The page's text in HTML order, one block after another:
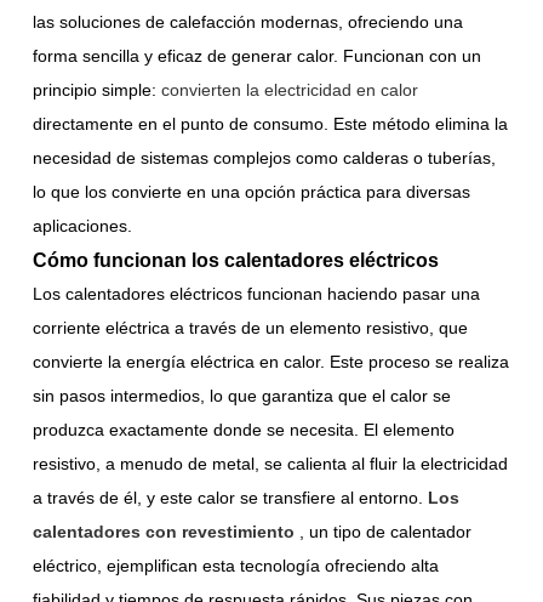
las soluciones de calefacción modernas, ofreciendo una
forma sencilla y eficaz de generar calor. Funcionan con un
principio simple: convierten la electricidad en calor
directamente en el punto de consumo. Este método elimina la
necesidad de sistemas complejos como calderas o tuberías,
lo que los convierte en una opción práctica para diversas
aplicaciones.
Cómo funcionan los calentadores eléctricos
Los calentadores eléctricos funcionan haciendo pasar una
corriente eléctrica a través de un elemento resistivo, que
convierte la energía eléctrica en calor. Este proceso se realiza
sin pasos intermedios, lo que garantiza que el calor se
produzca exactamente donde se necesita. El elemento
resistivo, a menudo de metal, se calienta al fluir la electricidad
a través de él, y este calor se transfiere al entorno. Los
calentadores con revestimiento , un tipo de calentador
eléctrico, ejemplifican esta tecnología ofreciendo alta